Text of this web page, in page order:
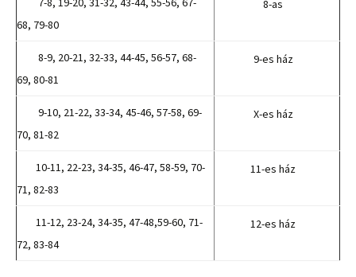
68, 79-80
8-as
8-9, 20-21, 32-33, 44-45, 56-57, 68-
69, 80-81
9-es ház
9-10, 21-22, 33-34, 45-46, 57-58, 69-
70, 81-82
X-es ház
10-11, 22-23, 34-35, 46-47, 58-59, 70-
71, 82-83
11-es ház
11-12, 23-24, 34-35, 47-48,59-60, 71-
72, 83-84
12-es ház